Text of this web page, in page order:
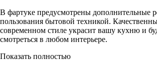
В фартуке предусмотрены дополнительные
пользования бытовой техникой.
современном стиле украсит вашу кухню и
смотреться в любом интерьере.
Показать полностью